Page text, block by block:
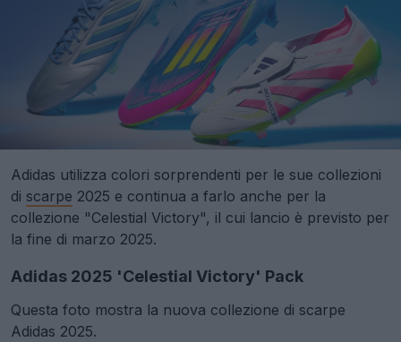
Adidas utilizza colori sorprendenti per le sue collezioni
di scarpe 2025 e continua a farlo anche per la
collezione "Celestial Victory", il cui lancio è previsto per
la fine di marzo 2025.
Adidas 2025 'Celestial Victory' Pack
Questa foto mostra la nuova collezione di scarpe
Adidas 2025.